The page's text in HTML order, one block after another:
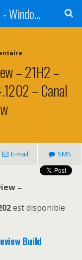
Windows 11 - Windows 10 - Windows 8 - Windows 7 - VISTA
– 21H2 –
– Canal
E-mail SMS
–
est disponible
Build